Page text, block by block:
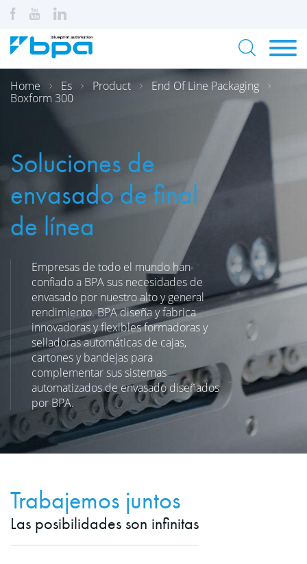
Home Es Product
End Of Line Packaging
Boxform 300
Soluciones de
envasado de final
de línea
Empresas de todo el mundo han
confiado a BPA sus necesidades de
envasado por nuestro alto y general
rendimiento. BPA diseña y fabrica
innovadoras y flexibles formadoras y
selladoras automáticas de cajas,
cartones y bandejas para
complementar sus sistemas
automatizados de envasado diseñados
por BPA.
Trabajemos juntos
Las posibilidades son infinitas